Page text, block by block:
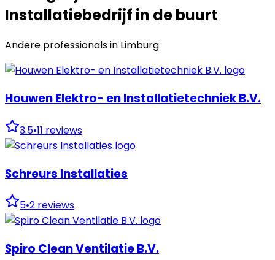
Installatiebedrijf in de buurt
Andere professionals in Limburg
Houwen Elektro- en Installatietechniek B.V.
3.5•11 reviews
Schreurs Installaties
5•2 reviews
Spiro Clean Ventilatie B.V.